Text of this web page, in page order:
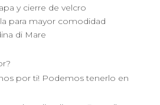
y cierre de velcro
para mayor comodidad
di Mare
por ti! Podemos tenerlo en